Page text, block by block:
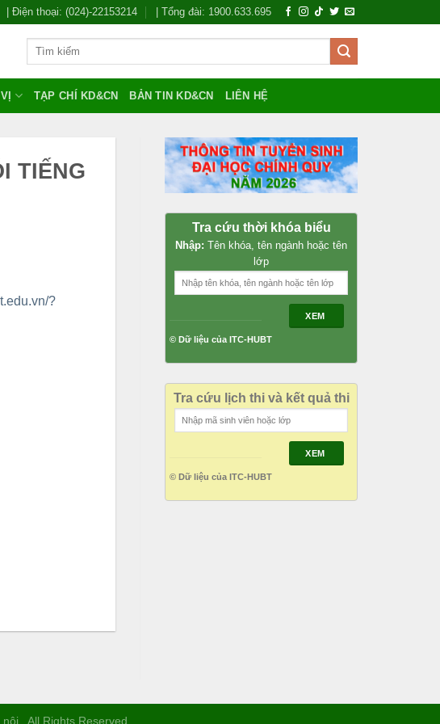
| Điện thoại: (024)-22153214 | Tổng đài: 1900.633.695
TẠP CHÍ KD&CN BẢN TIN KD&CN LIÊN HỆ
TIẾNG
?
Tra cứu thời khóa biểu
Nhập: Tên khóa, tên ngành hoặc tên
lớp
XEM
© Dữ liệu của ITC-HUBT
Tra cứu lịch thi và kết quả thi
XEM
© Dữ liệu của ITC-HUBT
. All Rights Reserved